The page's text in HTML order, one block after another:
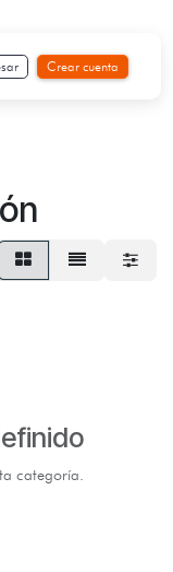
Crear cuenta
categoría.